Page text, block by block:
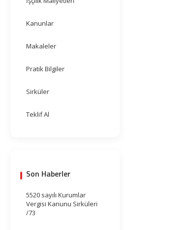
Kanunlar
Makaleler
Pratik Bilgiler
Sirküler
Teklif Al
Son Haberler
5520 sayılı Kurumlar
Vergisi Kanunu Sirküleri
/73